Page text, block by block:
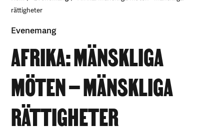
rättigheter
Evenemang
AFRIKA: MÄNSKLIGA
MÖTEN – MÄNSKLIGA
RÄTTIGHETER